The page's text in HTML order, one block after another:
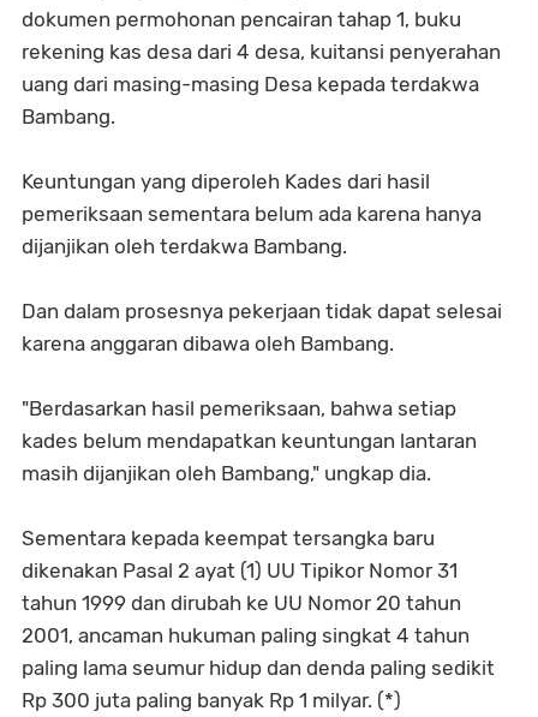
dokumen permohonan pencairan tahap 1, buku
rekening kas desa dari 4 desa, kuitansi penyerahan
uang dari masing-masing Desa kepada terdakwa
Bambang.
Keuntungan yang diperoleh Kades dari hasil
pemeriksaan sementara belum ada karena hanya
dijanjikan oleh terdakwa Bambang.
Dan dalam prosesnya pekerjaan tidak dapat selesai
karena anggaran dibawa oleh Bambang.
"Berdasarkan hasil pemeriksaan, bahwa setiap
kades belum mendapatkan keuntungan lantaran
masih dijanjikan oleh Bambang," ungkap dia.
Sementara kepada keempat tersangka baru
dikenakan Pasal 2 ayat (1) UU Tipikor Nomor 31
tahun 1999 dan dirubah ke UU Nomor 20 tahun
2001, ancaman hukuman paling singkat 4 tahun
paling lama seumur hidup dan denda paling sedikit
Rp 300 juta paling banyak Rp 1 milyar. (*)